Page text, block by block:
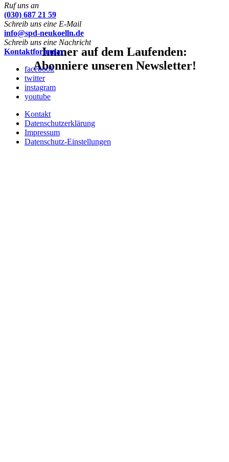
Immer auf dem Laufenden:
Abonniere unseren Newsletter!
Ruf uns an
(030) 687 21 59
Schreib uns eine E-Mail
info@spd-neukoelln.de
Schreib uns eine Nachricht
Kontaktformular
facebook
twitter
instagram
youtube
Kontakt
Datenschutzerklärung
Impressum
Datenschutz-Einstellungen